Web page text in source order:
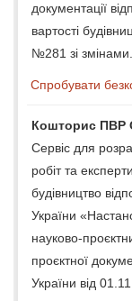
документації
вартості
№281 зі змінами.
Спробувати
Кошторис ПВР
Сервіс для
робіт та
будівництво
України
науково-
проєктної
України від